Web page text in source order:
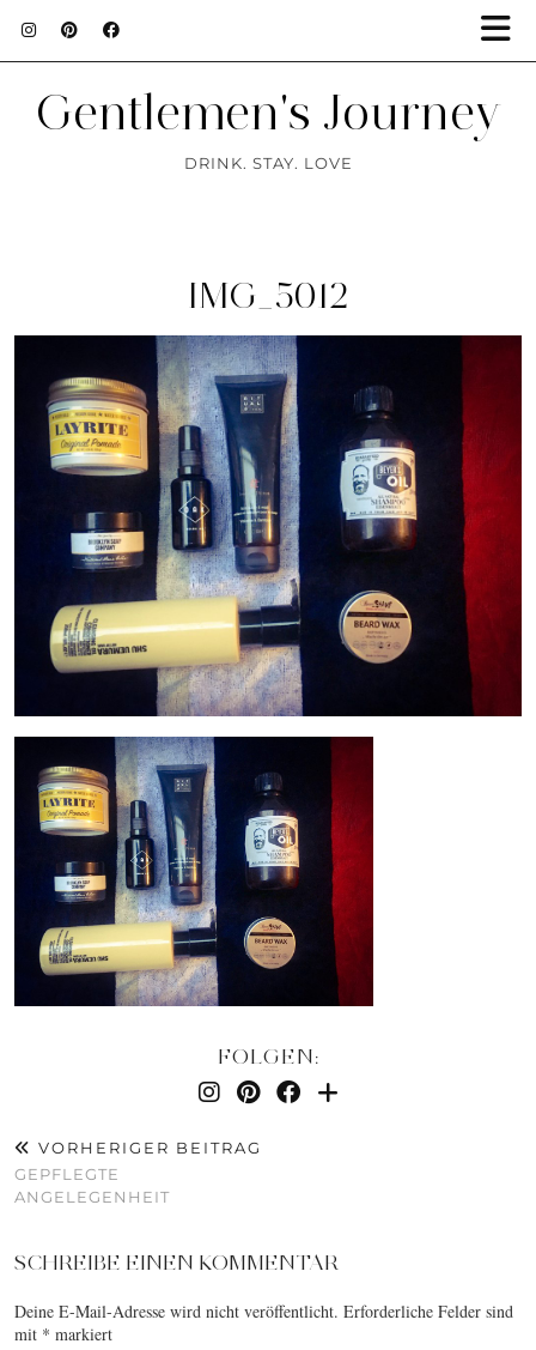
Gentlemen's Journey
DRINK. STAY. LOVE
IMG_5012
FOLGEN:
VORHERIGER BEITRAG
GEPFLEGTE
ANGELEGENHEIT
SCHREIBE EINEN KOMMENTAR
Deine E-Mail-Adresse wird nicht veröffentlicht. Erforderliche Felder sind
mit * markiert